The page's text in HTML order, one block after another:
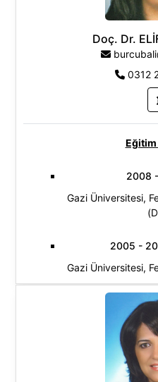
Doç. Dr.
0312
2008
Gazi Üniversitesi,
2005 -
Gazi Üniversitesi,
(Yl)
2001
Gazi Üniversitesi,